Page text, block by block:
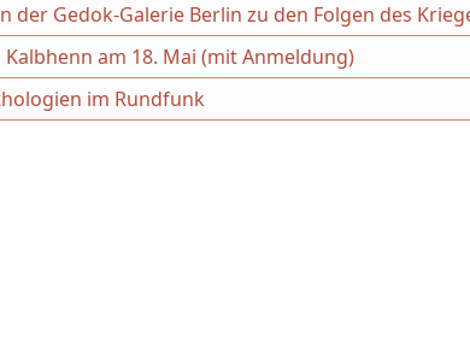
der Gedok-Galerie Berlin zu den Folgen des
am 18. Mai (mit Anmeldung)
im Rundfunk